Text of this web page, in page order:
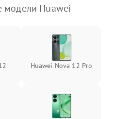
модели Huawei
Huawei Nova 12 Pro